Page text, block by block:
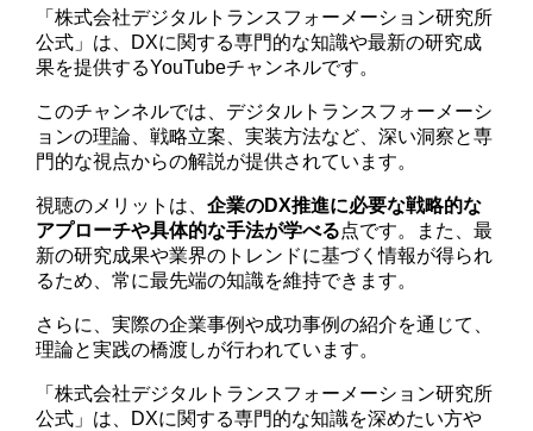
「株式会社デジタルトランスフォーメーション研究所
公式」は、DXに関する専門的な知識や最新の研究成
果を提供するYouTubeチャンネルです。
このチャンネルでは、デジタルトランスフォーメーシ
ョンの理論、戦略立案、実装方法など、深い洞察と専
門的な視点からの解説が提供されています。
視聴のメリットは、企業のDX推進に必要な戦略的な
アプローチや具体的な手法が学べる点です。また、最
新の研究成果や業界のトレンドに基づく情報が得られ
るため、常に最先端の知識を維持できます。
さらに、実際の企業事例や成功事例の紹介を通じて、
理論と実践の橋渡しが行われています。
「株式会社デジタルトランスフォーメーション研究所
公式」は、DXに関する専門的な知識を深めたい方や